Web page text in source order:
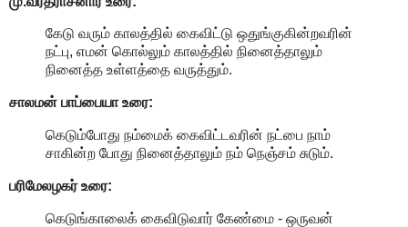
கேடு வரும் காலத்தில் கைவிட்டு ஒதுங்குகின்றவரின்
நட்பு, எமன் கொல்லும் காலத்தில் நினைத்தாலும்
நினைத்த உள்ளத்தை வருத்தும்.
சாலமன் பாப்பையா உரை:
கெடும்போது நம்மைக் கைவிட்டவரின் நட்பை நாம்
சாகின்ற போது நினைத்தாலும் நம் நெஞ்சம் சுடும்.
பரிமேலழகர் உரை:
கெடுங்காலைக் கைவிடுவார் கேண்மை - ஒருவன்